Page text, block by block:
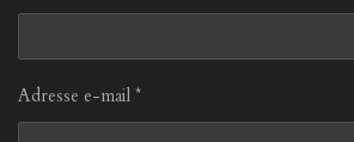
Adresse e-mail *